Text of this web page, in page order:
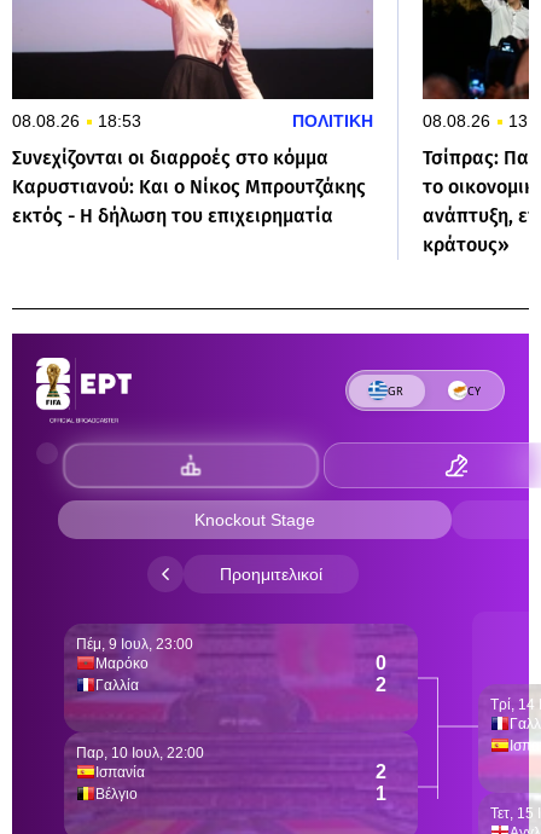
08.08.26 18:53 ΠΟΛΙΤΙΚΗ
Συνεχίζονται οι διαρροές στο κόμμα
Καρυστιανού: Και ο Νίκος Μπρουτζάκης
εκτός - Η δήλωση του επιχειρηματία
08.08.26
Τσίπρας:
το
ανάπτυξη,
κράτους»